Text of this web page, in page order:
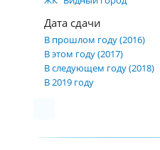
Дата сдачи
В прошлом году (2016)
В этом году (2017)
В следующем году (2018)
В 2019 году